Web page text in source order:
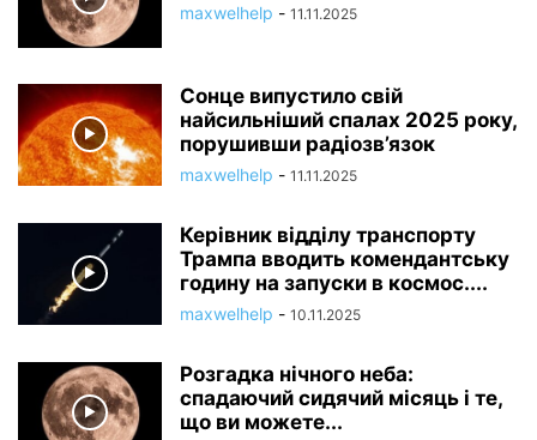
maxwelhelp - 11.11.2025
Сонце випустило свій
найсильніший спалах 2025 року,
порушивши радіозв’язок
maxwelhelp - 11.11.2025
Керівник відділу транспорту
Трампа вводить комендантську
годину на запуски в космос....
maxwelhelp - 10.11.2025
Розгадка нічного неба:
спадаючий сидячий місяць і те,
що ви можете...